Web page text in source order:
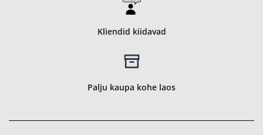
Kliendid kiidavad
Palju kaupa kohe laos